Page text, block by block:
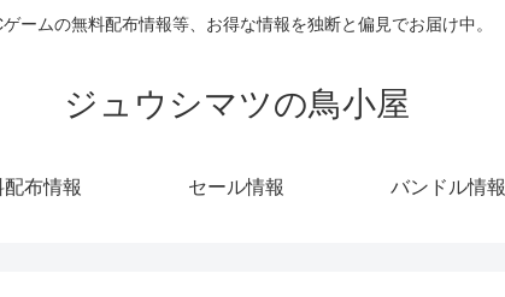
ゲームの無料配布情報等、お得な情報を独断と偏見でお届け中。
ジュウシマツの鳥小屋
配布情報 セール情報 バンドル情報